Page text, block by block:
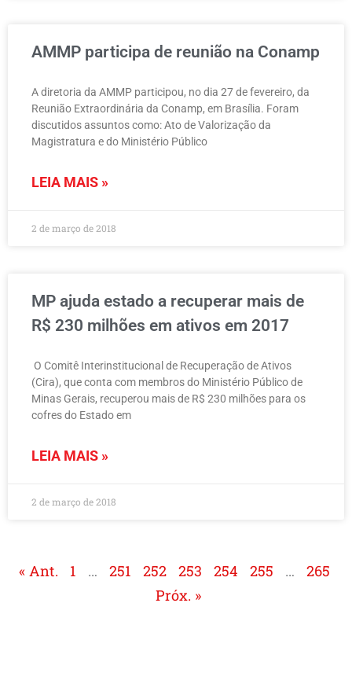
AMMP participa de reunião na Conamp
A diretoria da AMMP participou, no dia 27 de fevereiro, da
Reunião Extraordinária da Conamp, em Brasília. Foram
discutidos assuntos como: Ato de Valorização da
Magistratura e do Ministério Público
LEIA MAIS »
2 de março de 2018
MP ajuda estado a recuperar mais de
R$ 230 milhões em ativos em 2017
O Comitê Interinstitucional de Recuperação de Ativos
(Cira), que conta com membros do Ministério Público de
Minas Gerais, recuperou mais de R$ 230 milhões para os
cofres do Estado em
LEIA MAIS »
2 de março de 2018
« Ant. 1 … 251 252 253 254 255 …
265
Próx. »